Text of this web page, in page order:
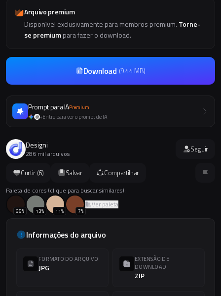
Curtir (6) Salvar Compartilhar
Paleta de cores (clique para buscar similares):
65% 13% 11% 7%
Ver paleta
Informações do arquivo
FORMATO DO ARQUIVO
JPG
EXTENSÃO DE
DOWNLOAD
ZIP
Arquivo premium
Disponível exclusivamente para membros premium. Torne-
se premiumpara fazer o download.
Download (9.44 MB)
Prompt para IAPremium
+Entre para ver o prompt de IA
Designi
286 mil arquivos Seguir